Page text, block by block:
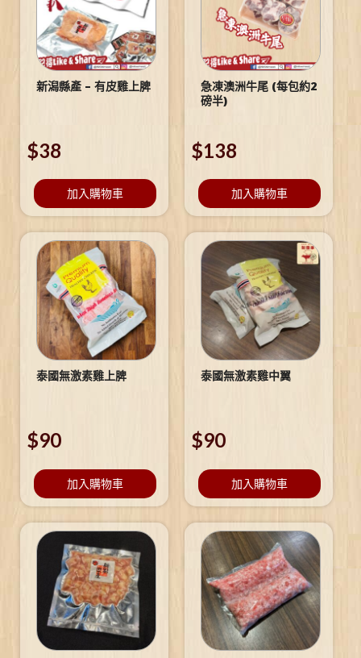
新潟縣產 – 有皮雞上脾
$38
加入購物車
急凍澳洲牛尾 (每包約2
磅半)
$138
加入購物車
泰國無激素雞上脾
$90
加入購物車
泰國無激素雞中翼
$90
加入購物車